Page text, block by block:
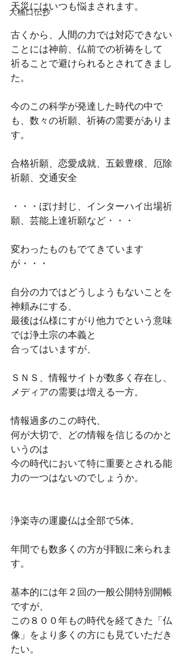
大楠口伝抄
天災にはいつも悩まされます。
古くから、人間の力では対応できない
ことには神前、仏前での祈祷をして
祈ることで避けられるとされてきまし
た。
今のこの科学が発達した時代の中で
も、数々の祈願、祈祷の需要がありま
す。
合格祈願、恋愛成就、五穀豊穣、厄除
祈願、交通安全
・・・ぼけ封じ、インターハイ出場祈
願、芸能上達祈願など・・・
変わったものもでてきています
が・・・
自分の力ではどうしようもないことを
神頼みにする、
最後は仏様にすがり他力でという意味
では浄土宗の本義と
合ってはいますが、
ＳＮＳ、情報サイトが数多く存在し、
メディアの需要は増える一方。
情報過多のこの時代、
何が大切で、どの情報を信じるのかと
いうのは
今の時代において特に重要とされる能
力の一つはないのでしょうか。
浄楽寺の運慶仏は全部で5体。
年間でも数多くの方が拝観に来られま
す。
基本的には年２回の一般公開特別開帳
ですが、
この８００年もの時代を経てきた「仏
像」をより多くの方にも見ていただき
たい。